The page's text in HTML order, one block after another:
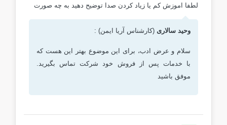
لطفا اموزش کم یا زیاد کردن صدا توضیح دهید به چه صورت
وحید سالاری (کارشناس آریا ایمن) :
سلام و عرض ادب، برای این موضوع بهتر این هست که
با خدمات پس از فروش خود شرکت تماس بگیرید.
موفق باشید